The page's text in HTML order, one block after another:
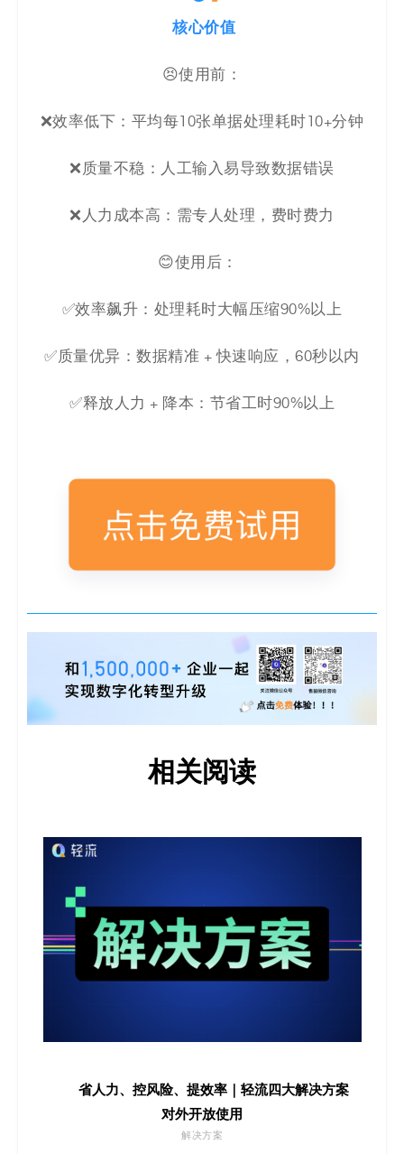
核心价值
😣使用前：
❌效率低下：平均每10张单据处理耗时10+分钟
❌质量不稳：人工输入易导致数据错误
❌人力成本高：需专人处理，费时费力
😊使用后：
✅效率飙升：处理耗时大幅压缩90%以上
✅质量优异：数据精准 + 快速响应，60秒以内
✅释放人力 + 降本：节省工时90%以上
相关阅读
省人力、控风险、提效率｜轻流四大解决方案
对外开放使用
解决方案